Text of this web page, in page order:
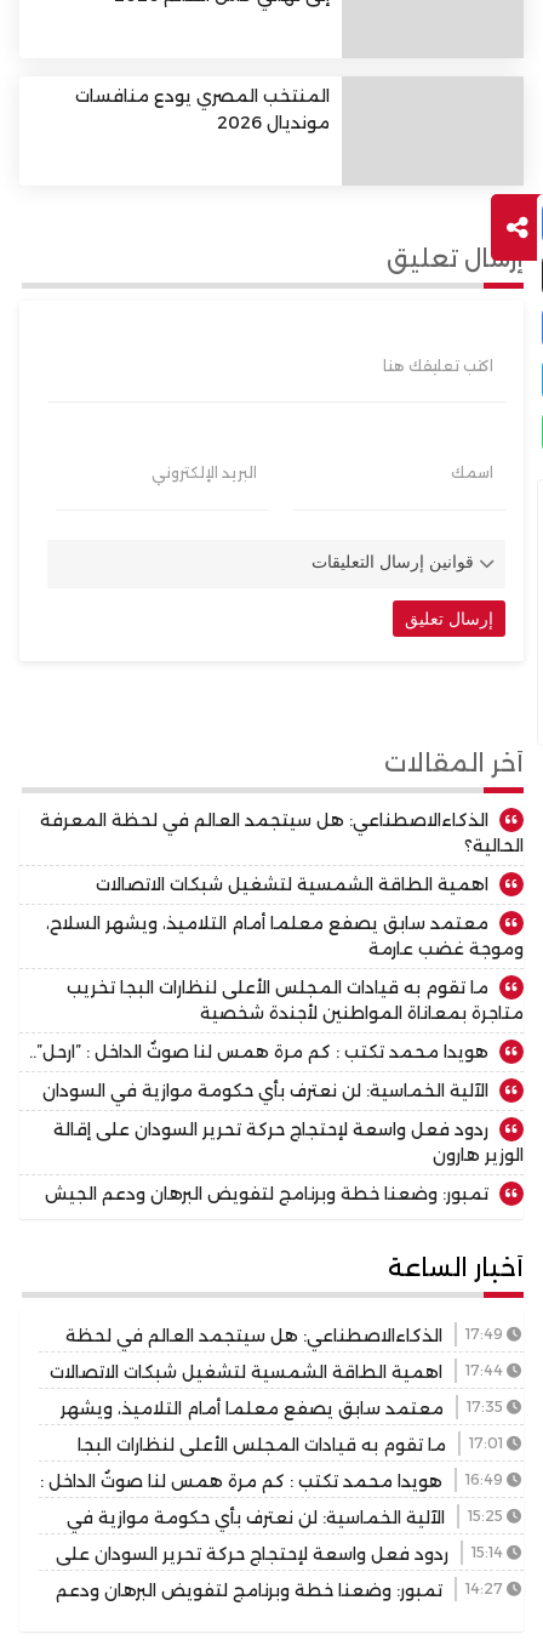
المنتخب المصري يودع منافسات
مونديال 2026
إرسال تعليق
اكتب تعليقك هنا
اسمك البريد الإلكتروني
قوانين إرسال التعليقات
أخر المقالات
الذكاءالاصطناعي: هل سيتجمد العالم في لحظة المعرفة
الحالية؟
اهمية الطاقة الشمسية لتشغيل شبكات الاتصالات
معتمد سابق يصفع معلما أمام التلاميذ، ويشهر السلاح،
وموجة غضب عارمة
ما تقوم به قيادات المجلس الأعلى لنظارات البجا تخريب
متاجرة بمعاناة المواطنين لأجندة شخصية
هويدا محمد تكتب : كم مرة همس لنا صوتٌ الداخل : ”ارحل”..
الآلية الخماسية: لن نعترف بأي حكومة موازية في السودان
ردود فعل واسعة لإحتجاج حركة تحرير السودان على إقالة
الوزير هارون
تمبور: وضعنا خطة وبرنامج لتفويض البرهان ودعم الجيش
أخبار الساعة
الذكاءالاصطناعي: هل سيتجمد العالم في لحظة
المعرفة الحالية؟اهمية الطاقة الشمسية لتشغيل شبكات الاتصالات
معتمد سابق يصفع معلما أمام التلاميذ، ويشهر
السلاح، وموجة غضب عارمة
ما تقوم به قيادات المجلس الأعلى لنظارات البجا
تخريب متاجرة بمعاناة المواطنين لأجندة شخصية
هويدا محمد تكتب : كم مرة همس لنا صوتٌ الداخل :
”ارحل”..
الآلية الخماسية: لن نعترف بأي حكومة موازية في
السودان ردود فعل واسعة لإحتجاج حركة تحرير السودان على
إقالة الوزير هارونتمبور: وضعنا خطة وبرنامج لتفويض البرهان ودعم